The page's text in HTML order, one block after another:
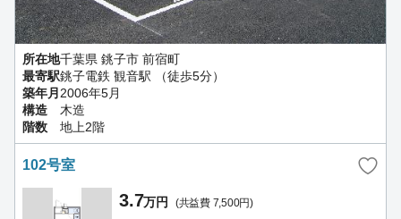
所在地千葉県 銚子市 前宿町
最寄駅銚子電鉄 観音駅 （徒歩5分）
築年月 2006年5月
構造
木造
階数
地上2階
102号室
3.7万円 (共益費 7,500円)